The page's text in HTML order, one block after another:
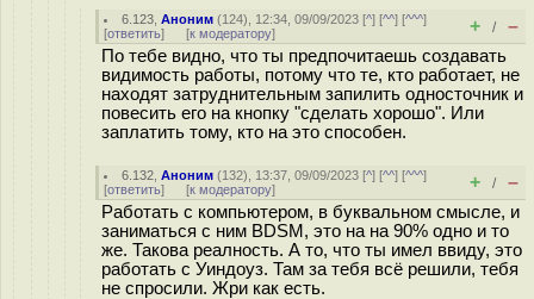
6.123 ,Аноним (124), 12:34, 09/09/2023 [^] [^^] [^^^]
[ответить] [к модератору] + / –
По тебе видно, что ты предпочитаешь создавать
видимость работы, потому что те, кто работает, не
находят затруднительным запилить односточник и
повесить его на кнопку "сделать хорошо". Или
заплатить тому, кто на это способен.
6.132 ,Аноним (132), 13:37, 09/09/2023 [^] [^^] [^^^]
[ответить] [к модератору] + / –
Работать с компьютером, в буквальном смысле, и
заниматься с ним BDSM, это на на 90% одно и то
же. Такова реалность. А то, что ты имел ввиду, это
работать с Уиндоуз. Там за тебя всё решили, тебя
не спросили. Жри как есть.